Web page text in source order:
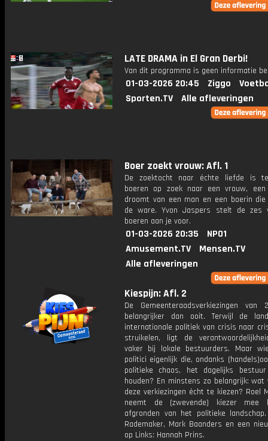
LATE DRAMA in El Gran Derbi!
Van dit programma is geen informatie
01-03-2026 20:45 Ziggo
Sporten.TV
Alle afleveringen
Boer zoekt vrouw: Afl. 1
De zoektocht naar échte liefde is
boeren op zoek naar een vrouw,
droomt van een man en een boerin
de ware. Yvon Jaspers stelt de zes
boeren aan je voor.
01-03-2026 20:35
NPO1
Amusement.TV
Mensen.TV
Alle afleveringen
Kiespijn: Afl. 2
De Gemeenteraadsverkiezingen van
belangrijker dan ooit. Terwijl de
internationale politiek van crisis naar
struikelen, ligt de
vaker bij lokale bestuurders. Maar
politici eigenlijk die, ondanks
politieke chaos, het dagelijks bestuur
houden? En minstens zo belangrijk:
deze verkiezingen écht te kiezen? Roel
neemt de (zwevende) kiezer mee
afgronden van het politieke
Rademaker, Mark Baanders en een
op Links: Hannah Prins.